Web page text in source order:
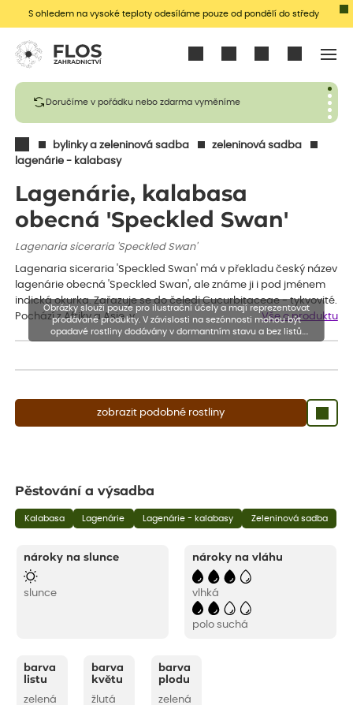
S ohledem na vysoké teploty odesíláme pouze od pondělí do středy
Doručíme v pořádku nebo zdarma vyměníme
bylinky a zeleninová sadba
zeleninová sadba
lagenárie - kalabasy
Lagenárie, kalabasa
obecná 'Speckled Swan'
Lagenaria siceraria 'Speckled Swan'
Lagenaria siceraria 'Speckled Swan' má v překladu český název
lagenárie obecná 'Speckled Swan', ale známe ji i pod jménem
indická okurka. Zařazuje se do čeledi Cucurbitaceae - tykvovité.
Pochází z Afriky a Asie, v…
Vše o produktu
zobrazit podobné rostliny
Obrázky slouží pouze pro ilustrační účely a mají reprezentovat
prodávané produkty. V závislosti na sezónnosti mohou být
opadavé rostliny dodávány v dormantním stavu a bez listů.
Rostliny mohou být také sestřiženy níže, než je uvedená výška,
Pěstování a výsadba
Kalabasa Lagenárie Lagenárie - kalabasy Zeleninová sadba
nároky na slunce
slunce
nároky na vláhu
vlhká
polo suchá
barva
listu
zelená
barva
květu
žlutá
barva
plodu
zelená